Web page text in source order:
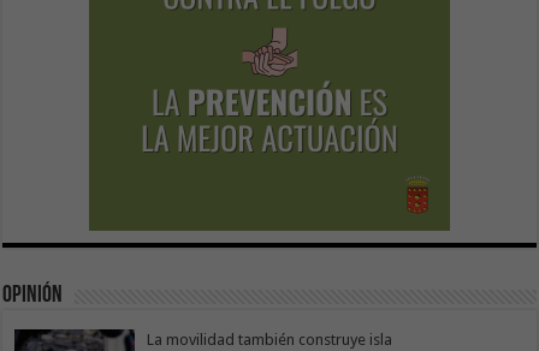
Opinión
La movilidad también construye isla